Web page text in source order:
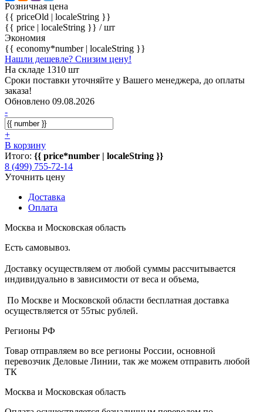
Розничная цена
{{ priceOld | localeString }}
{{ price | localeString }} / шт
Экономия
{{ economy*number | localeString }}
Нашли дешевле? Снизим цену!
На складе 1310 шт
Сроки поставки уточняйте у Вашего менеджера, до оплаты
заказа!
Обновлено 09.08.2026
-
+
В корзину
Итого: {{ price*number | localeString }}
8 (499) 755-72-14
Уточнить цену
Доставка
Оплата
Москва и Московская область
Есть самовывоз.
Доставку осуществляем от любой суммы рассчитывается
индивидуально в зависимости от веса и объема,
По Москве и Московской области бесплатная доставка
осуществляется от 55тыс рублей.
Регионы РФ
Товар отправляем во все регионы России, основной
перевозчик Деловые Линии, так же можем отправить любой
ТК
Москва и Московская область